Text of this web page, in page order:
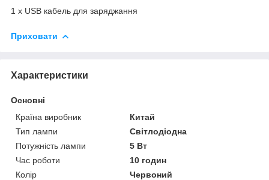
1 x USB кабель для заряджання
Приховати
Характеристики
Основні
Країна виробник
Китай
Тип лампи
Світлодіодна
Потужність лампи
5 Вт
Час роботи
10 годин
Колір
Червоний